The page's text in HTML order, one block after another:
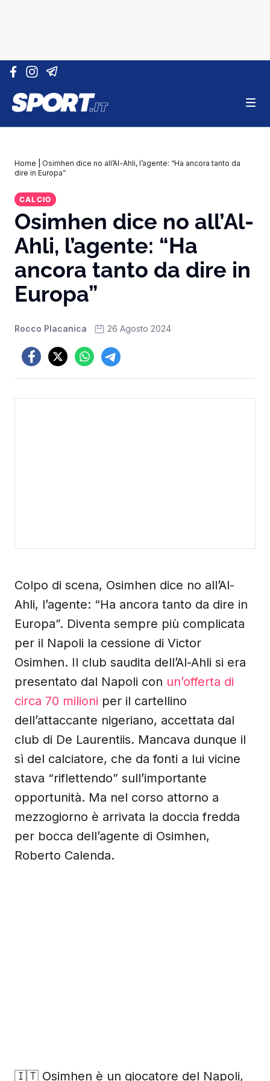
Vai al contenuto
Home
Osimhen dice no all’Al-Ahli, l’agente: “Ha ancora tanto da
dire in Europa”
CALCIO
Osimhen dice no all’Al-
Ahli, l’agente: “Ha
ancora tanto da dire in
Europa”
Rocco Placanica 26 Agosto 2024
Colpo di scena, Osimhen dice no all’Al-
Ahli, l’agente: “Ha ancora tanto da dire in
Europa”. Diventa sempre più complicata
per il Napoli la cessione di Victor
Osimhen. Il club saudita dell’Al-Ahli si era
presentato dal Napoli con un’offerta di
circa 70 milioni per il cartellino
dell’attaccante nigeriano, accettata dal
club di De Laurentiis. Mancava dunque il
sì del calciatore, che da fonti a lui vicine
stava “riflettendo” sull’importante
opportunità. Ma nel corso attorno a
mezzogiorno è arrivata la doccia fredda
per bocca dell’agente di Osimhen,
Roberto Calenda.
🇮🇹 Osimhen è un giocatore del Napoli,